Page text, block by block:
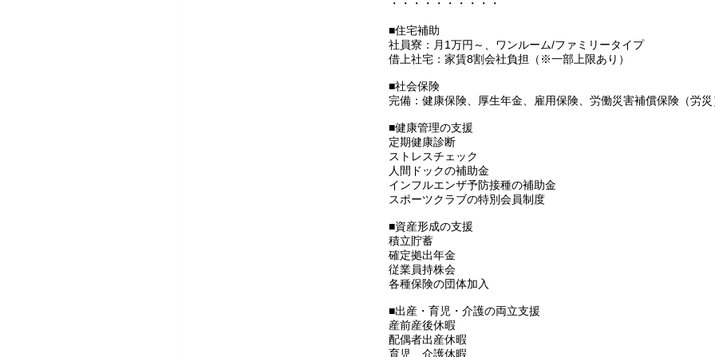
・・・・・・・・・・
■住宅補助
社員寮：月1万円～、ワンルーム/ファミリータイプ
借上社宅：家賃8割会社負担（※一部上限あり）
■社会保険
完備：健康保険、厚生年金、雇用保険、労働災害補償保険（労災
■健康管理の支援
定期健康診断
ストレスチェック
人間ドックの補助金
インフルエンザ予防接種の補助金
スポーツクラブの特別会員制度
■資産形成の支援
積立貯蓄
確定拠出年金
従業員持株会
各種保険の団体加入
■出産・育児・介護の両立支援
産前産後休暇
配偶者出産休暇
育児、介護休暇